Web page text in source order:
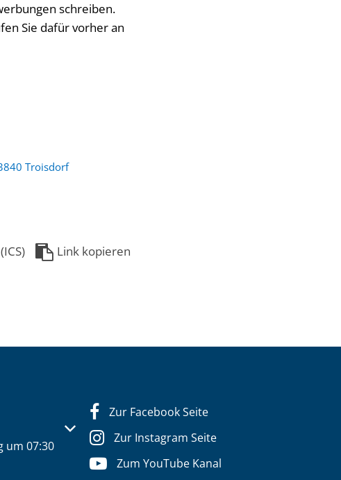
schreiben.
Sie dafür vorher an
Troisdorf
Link kopieren
oder Schließzeiten auszublenden
um 07:30
Zur Facebook Seite
Zur Instagram Seite
Zum YouTube Kanal